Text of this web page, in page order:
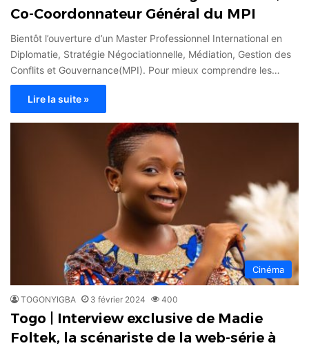
Co-Coordonnateur Général du MPI
Bientôt l’ouverture d’un Master Professionnel International en
Diplomatie, Stratégie Négociationnelle, Médiation, Gestion des
Conflits et Gouvernance(MPI). Pour mieux comprendre les…
Lire la suite »
Cinéma
TOGONYIGBA 3 février 2024 400
Togo | Interview exclusive de Madie
Foltek, la scénariste de la web-série à